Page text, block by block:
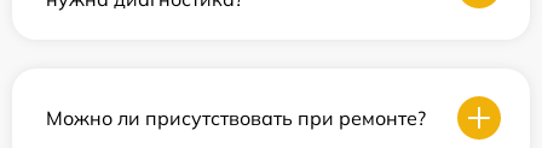
Можно ли присутствовать при ремонте?